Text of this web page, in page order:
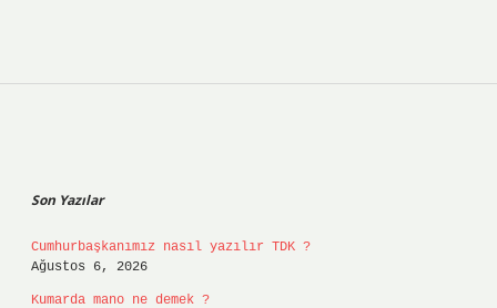
Son Yazılar
Cumhurbaşkanımız nasıl yazılır TDK ?
Ağustos 6, 2026
Kumarda mano ne demek ?